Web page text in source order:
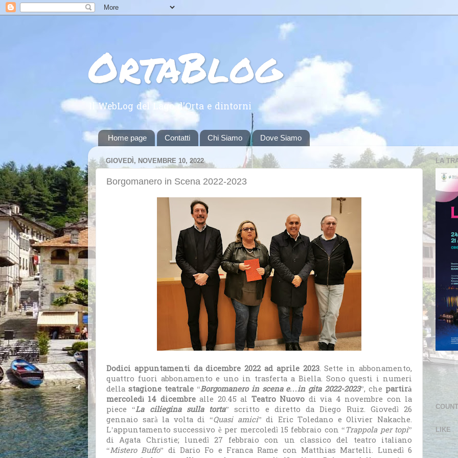
OrtaBlog
Il WebLog del Lago d'Orta e dintorni
Home page Contatti Chi Siamo Dove Siamo
GIOVEDÌ, NOVEMBRE 10, 2022
Borgomanero in Scena 2022-2023
Dodici appuntamenti da dicembre 2022 ad aprile 2023. Sette in abbonamento,
quattro fuori abbonamento e uno in trasferta a Biella. Sono questi i numeri
della stagione teatrale “Borgomanero in scena e…in gita 2022-2023”, che partirà
mercoledì 14 dicembrealle 20.45 al Teatro Nuovo di via 4 novembre con la
piece “La ciliegina sulla torta” scritto e diretto da Diego Ruiz. Giovedì 26
gennaio sarà la volta di “Quasi amici” di Eric Toledano e Olivier Nakache.
L’appuntamento successivo è per mercoledì 15 febbraio con “Trappola per topi”
di Agata Christie; lunedì 27 febbraio con un classico del teatro italiano
“Mistero Buffo” di Dario Fo e Franca Rame con Matthias Martelli. Lunedì 6
LA
LIKE